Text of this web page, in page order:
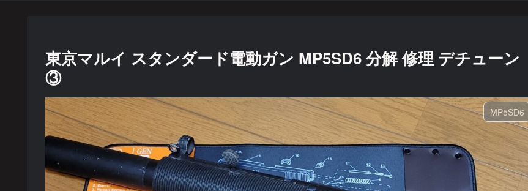
東京マルイ スタンダード電動ガン MP5SD6 分解 修理 デチューン
③
MP5SD6